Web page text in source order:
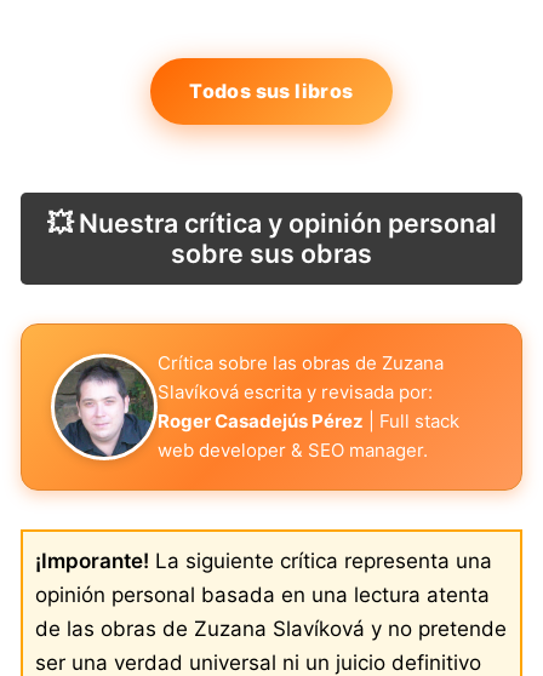
Todos sus libros
💥 Nuestra crítica y opinión personal
sobre sus obras
Crítica sobre las obras de Zuzana
Slavíková escrita y revisada por:
Roger Casadejús Pérez
| Full stack
web developer & SEO manager.
¡Imporante! La siguiente crítica representa una
opinión personal basada en una lectura atenta
de las obras de Zuzana Slavíková y no pretende
ser una verdad universal ni un juicio definitivo